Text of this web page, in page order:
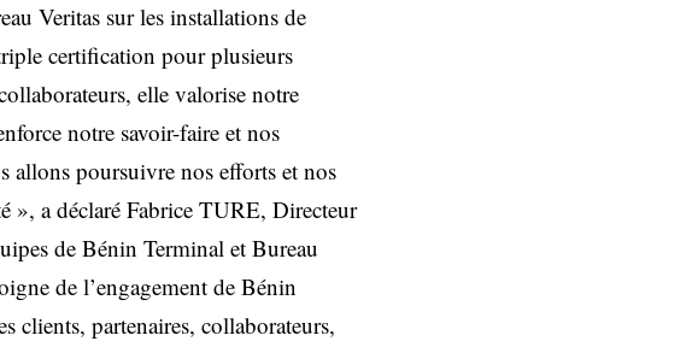
Veritas sur les installations de
certification pour plusieurs
elle valorise notre
notre savoir-faire et nos
allons poursuivre nos efforts et nos
», a déclaré Fabrice TURE, Directeur
de Bénin Terminal et Bureau
de l’engagement de Bénin
clients, partenaires, collaborateurs,